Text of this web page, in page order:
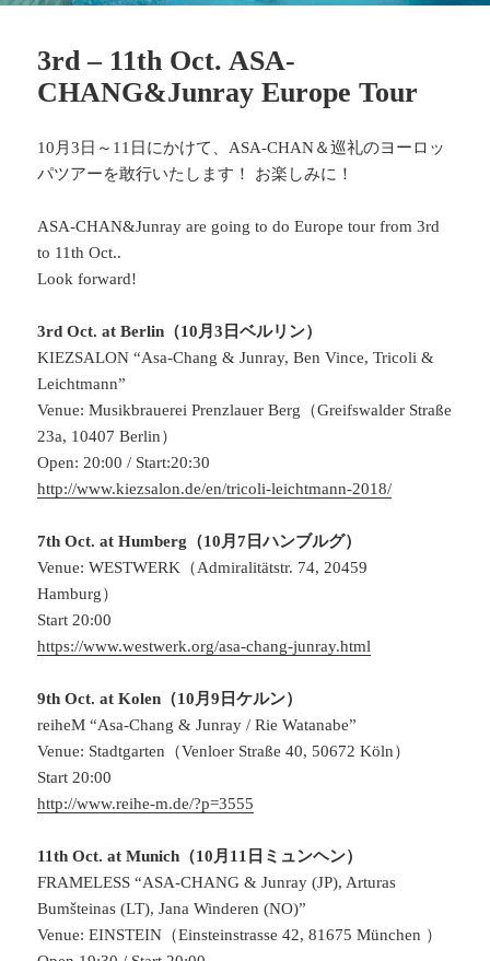
3rd – 11th Oct. ASA-
CHANG&Junray Europe Tour
10月3日～11日にかけて、ASA-CHAN＆巡礼のヨーロッ
パツアーを敢行いたします！ お楽しみに！
ASA-CHAN&Junray are going to do Europe tour from 3rd
to 11th Oct..
Look forward!
3rd Oct. at Berlin（10月3日ベルリン）
KIEZSALON “Asa-Chang & Junray, Ben Vince, Tricoli &
Leichtmann”
Venue: Musikbrauerei Prenzlauer Berg（Greifswalder Straße
23a, 10407 Berlin）
Open: 20:00 / Start:20:30
http://www.kiezsalon.de/en/tricoli-leichtmann-2018/
7th Oct. at Humberg（10月7日ハンブルグ）
Venue: WESTWERK（Admiralitätstr. 74, 20459
Hamburg）
Start 20:00
https://www.westwerk.org/asa-chang-junray.html
9th Oct. at Kolen（10月9日ケルン）
reiheM “Asa-Chang & Junray / Rie Watanabe”
Venue: Stadtgarten（Venloer Straße 40, 50672 Köln）
Start 20:00
http://www.reihe-m.de/?p=3555
11th Oct. at Munich（10月11日ミュンヘン）
FRAMELESS “ASA-CHANG & Junray (JP), Arturas
Bumšteinas (LT), Jana Winderen (NO)”
Venue: EINSTEIN（Einsteinstrasse 42, 81675 München ）